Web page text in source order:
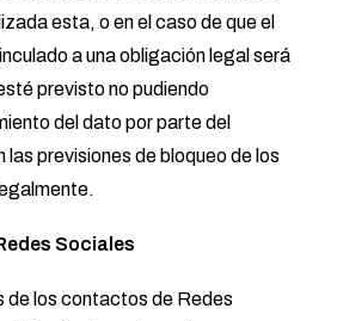
esta, o en el caso de que el
a una obligación legal será
previsto no pudiendo
del dato por parte del
las previsiones de bloqueo de los
Sociales
de los contactos de Redes